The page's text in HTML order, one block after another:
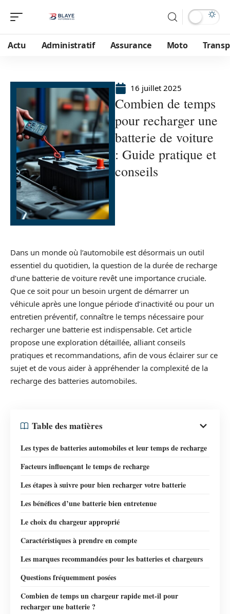
Actu Administratif Assurance Moto
16 juillet 2025
Combien de temps
pour recharger une
batterie de voiture
: Guide pratique et
conseils
Dans un monde où l’automobile est désormais un outil
essentiel du quotidien, la question de la durée de recharge
d’une batterie de voiture revêt une importance cruciale.
Que ce soit pour un besoin urgent de démarrer un
véhicule après une longue période d’inactivité ou pour un
entretien préventif, connaître le temps nécessaire pour
recharger une batterie est indispensable. Cet article
propose une exploration détaillée, alliant conseils
pratiques et recommandations, afin de vous éclairer sur ce
sujet et de vous aider à appréhender la complexité de la
recharge des batteries automobiles.
Table des matières
Les types de batteries automobiles et leur temps de recharge
Facteurs influençant le temps de recharge
Les étapes à suivre pour bien recharger votre batterie
Les bénéfices d’une batterie bien entretenue
Le choix du chargeur approprié
Caractéristiques à prendre en compte
Les marques recommandées pour les batteries et chargeurs
Questions fréquemment posées
Combien de temps un chargeur rapide met-il pour
recharger une batterie ?